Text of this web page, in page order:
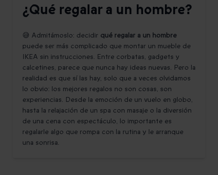
¿Qué regalar a un hombre?
😅 Admitámoslo: decidir qué regalar a un hombre
puede ser más complicado que montar un mueble de
IKEA sin instrucciones. Entre corbatas, gadgets y
calcetines, parece que nunca hay ideas nuevas. Pero la
realidad es que sí las hay, solo que a veces olvidamos
lo obvio: los mejores regalos no son cosas, son
experiencias. Desde la emoción de un vuelo en globo,
hasta la relajación de un spa con masaje o la diversión
de una cena con espectáculo, lo importante es
regalarle algo que rompa con la rutina y le arranque
una sonrisa.